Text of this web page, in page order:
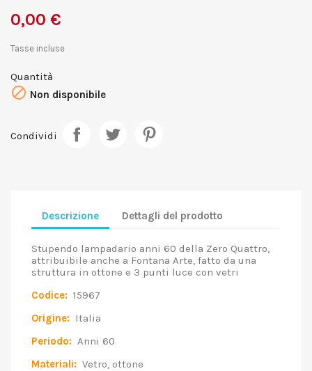
0,00 €
Tasse incluse
Quantità
 Non disponibile
Condividi
Descrizione Dettagli del prodotto
Stupendo lampadario anni 60 della Zero Quattro,
attribuibile anche a Fontana Arte, fatto da una
struttura in ottone e 3 punti luce con vetri
Codice: 15967
Origine: Italia
Periodo: Anni 60
Materiali: Vetro, ottone